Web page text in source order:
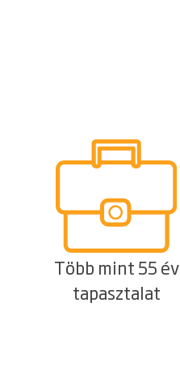
Több mint 55 év
tapasztalat